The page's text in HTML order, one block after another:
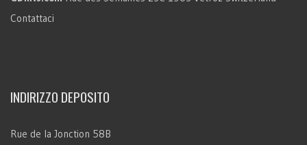
Contattaci
INDIRIZZO DEPOSITO
Rue de la Jonction 58B